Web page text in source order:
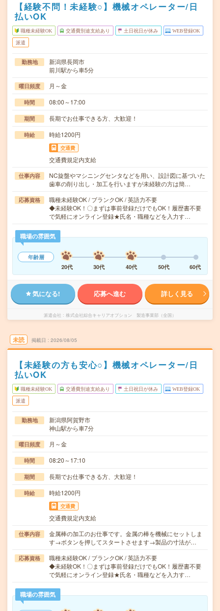
【経験不問！未経験○】機械オペレーター/日
払いOK
職種未経験OK 交通費別途支給あり 土日祝日が休み WEB登録OK
派遣
勤務地
新潟県長岡市
前川駅から車5分
曜日頻度 月～金
時間 08:00～17:00
期間 長期でお仕事できる方、大歓迎！
時給 時給1200円
交通費
交通費規定内支給
仕事内容
NC旋盤やマシニングセンタなどを用い、設計図に基づいた
歯車の削り出し・加工を行いますが未経験の方は簡…
応募資格
職種未経験OK / ブランクOK / 英語力不要
◆未経験OK！〇まずは事前登録だけでもOK！履歴書不要
で気軽にオンライン登録★氏名・職種などを入力す…
職場の雰囲気
年齢層
20代
30代 40代 50代 60代
気になる! 応募へ進む 詳しく見る
派遣会社 株式会社綜合キャリアオプション 製造事業部（全国）
未読 掲載日 2026/08/05
【未経験の方も安心○】機械オペレーター/日
払いOK
職種未経験OK 交通費別途支給あり 土日祝日が休み WEB登録OK
派遣
勤務地
新潟県阿賀野市
神山駅から車7分
曜日頻度 月～金
時間 08:20～17:10
期間 長期でお仕事できる方、大歓迎！
時給 時給1200円
交通費
交通費規定内支給
仕事内容
金属棒の加工のお仕事です。金属の棒を機械にセットしま
す→ボタンを押してスタートさせます→製品の寸法が…
応募資格
職種未経験OK / ブランクOK / 英語力不要
◆未経験OK！〇まずは事前登録だけでもOK！履歴書不要
で気軽にオンライン登録★氏名・職種などを入力す…
職場の雰囲気